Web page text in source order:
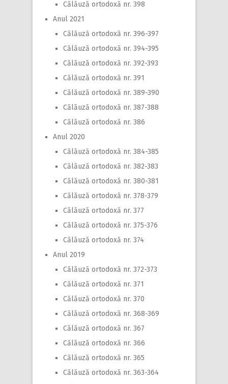
Călăuză ortodoxă nr. 398
Anul 2021
Călăuză ortodoxă nr. 396-397
Călăuză ortodoxă nr. 394-395
Călăuză ortodoxă nr. 392-393
Călăuză ortodoxă nr. 391
Călăuză ortodoxă nr. 389-390
Călăuză ortodoxă nr. 387-388
Călăuză ortodoxă nr. 386
Anul 2020
Călăuză ortodoxă nr. 384-385
Călăuză ortodoxă nr. 382-383
Călăuză ortodoxă nr. 380-381
Călăuză ortodoxă nr. 378-379
Călăuză ortodoxă nr. 377
Călăuză ortodoxă nr. 375-376
Călăuză ortodoxă nr. 374
Anul 2019
Călăuză ortodoxă nr. 372-373
Călăuză ortodoxă nr. 371
Călăuză ortodoxă nr. 370
Călăuză ortodoxă nr. 368-369
Călăuză ortodoxă nr. 367
Călăuză ortodoxă nr. 366
Călăuză ortodoxă nr. 365
Călăuză ortodoxă nr. 363-364